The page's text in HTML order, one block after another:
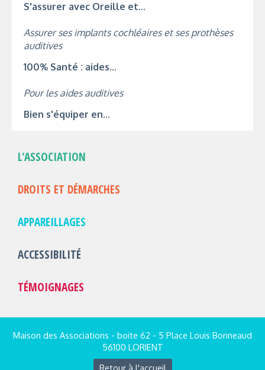
S'assurer avec Oreille et...
Assurer ses implants cochléaires et ses prothèses
auditives
100% Santé : aides...
Pour les aides auditives
Bien s'équiper en...
L'ASSOCIATION
DROITS ET DÉMARCHES
APPAREILLAGES
ACCESSIBILITÉ
TÉMOIGNAGES
Maison des Associations - boite 62 - 5 Place Louis Bonneaud
56100 LORIENT
Retour à l'accueil